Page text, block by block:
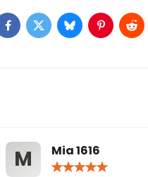
Facebook
TwitterBluesky
M
Mia 1616